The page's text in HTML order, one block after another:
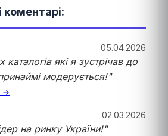
коментарі:
05.04.2026
які я зустрічав до
модерується!"
→
02.03.2026
на ринку України!"